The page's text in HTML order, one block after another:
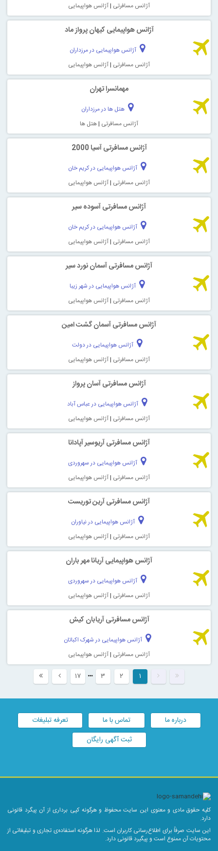
آژانس مسافرتی |آژانس هواپیمایی
آژانس هواپیمایی کیهان پرواز ماد
آژانس هواپیمایی در مرزداران
آژانس مسافرتی |آژانس هواپیمایی
مهمانسرا تهران
هتل ها در مرزداران
آژانس مسافرتی |هتل ها
آژانس مسافرتی آسيا 2000
آژانس هواپیمایی در کریم خان
آژانس مسافرتی |آژانس هواپیمایی
آژانس مسافرتی آسوده سير
آژانس هواپیمایی در کریم خان
آژانس مسافرتی |آژانس هواپیمایی
آژانس مسافرتی آسمان نورد سير
آژانس هواپیمایی در شهر زیبا
آژانس مسافرتی |آژانس هواپیمایی
آژانس مسافرتی آسمان گشت امين
آژانس هواپیمایی در دولت
آژانس مسافرتی |آژانس هواپیمایی
آژانس مسافرتی آسان پرواز
آژانس هواپیمایی در عباس آباد
آژانس مسافرتی |آژانس هواپیمایی
آژانس مسافرتی آريوسير آپادانا
آژانس هواپیمایی در سهروردی
آژانس مسافرتی |آژانس هواپیمایی
آژانس مسافرتی آرين توريست
آژانس هواپیمایی در نیاوران
آژانس مسافرتی |آژانس هواپیمایی
آژانس هواپیمایی آريانا مهر باران
آژانس هواپیمایی در سهروردی
آژانس مسافرتی |آژانس هواپیمایی
آژانس مسافرتی آريابان کيش
آژانس هواپیمایی در شهرک اکباتان
آژانس مسافرتی |آژانس هواپیمایی
۱ ۲ ۳ ۱۷
درباره ما تماس با ما
تعرفه تبلیغات
ثبت آگهی رایگان
کلیه حقوق مادی و معنوی این سایت محفوظ و هرگونه کپی برداری از آن پیگرد قانونی
دارد.
این سایت صرفاً برای اطلاع‌رسانی کاربران است. لذا هرگونه استفاده‌ی تجاری و تبلیغاتی از
محتویات آن ممنوع است و پیگیرد قانونی دارد.